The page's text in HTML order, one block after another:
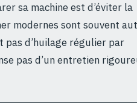
sa machine est d’éviter la
modernes sont souvent
pas d’huilage régulier par
pas d’un entretien